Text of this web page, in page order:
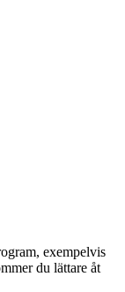
exempelvis
du lättare åt